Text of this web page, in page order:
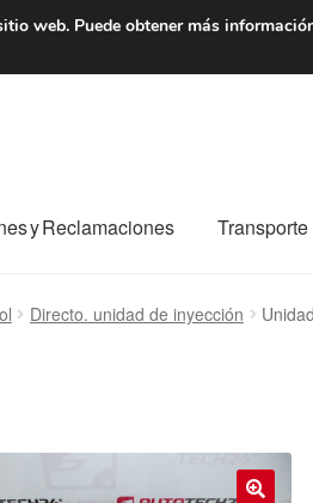
De
y Reclamaciones Transporte
enteroMi cuentaPagos
Directo. unidad de inyección
web. Puede obtener más